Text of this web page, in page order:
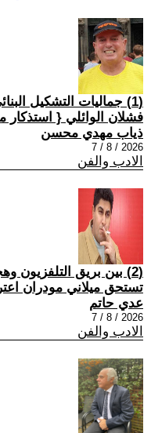
(1) جماليات التشكيل
فشلان الوائلي { استذكار
ذياب مهدي محسن
2026 / 8 / 7
الادب والفن
(2) بين بريق التلفزيون
تستحق ميلاني مودران
عدي حاتم
2026 / 8 / 7
الادب والفن